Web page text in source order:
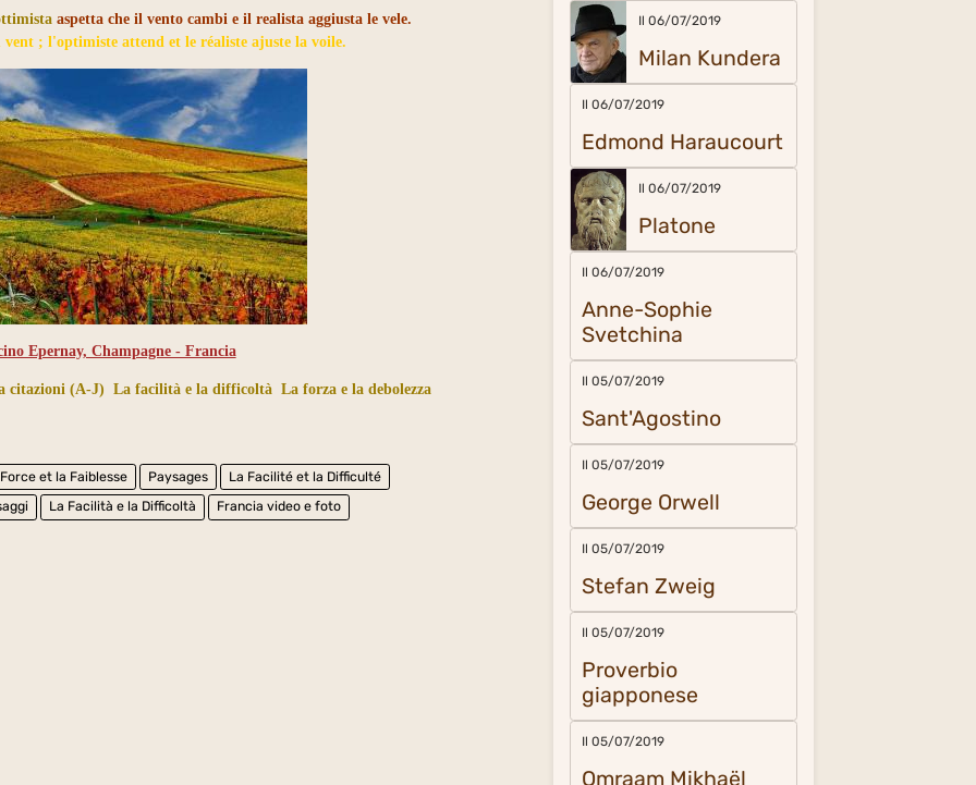
aspetta che il vento cambi e il realista aggiusta le vele.
vent ; l'optimiste attend et le réaliste ajuste la voile.
Epernay, Champagne - Francia
citazioni (A-J) La facilità e la difficoltà La forza e la debolezza
et la Faiblesse Paysages
La Facilité et la Difficulté
La Facilità e la Difficoltà Francia video e foto
Il 06/07/2019
Milan Kundera
Il 06/07/2019
Edmond Haraucourt
Il 06/07/2019
Platone
Il 06/07/2019
Anne-Sophie
Svetchina
Il 05/07/2019
Sant'Agostino
Il 05/07/2019
George Orwell
Il 05/07/2019
Stefan Zweig
Il 05/07/2019
Proverbio
giapponese
Il 05/07/2019
Omraam Mikhaël